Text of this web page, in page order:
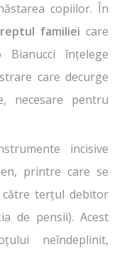
copiilor. În
familiei care
înțelege
care decurge
necesare pentru
incisive
printre care se
către terțul debitor
de pensii). Acest
neîndeplinit,